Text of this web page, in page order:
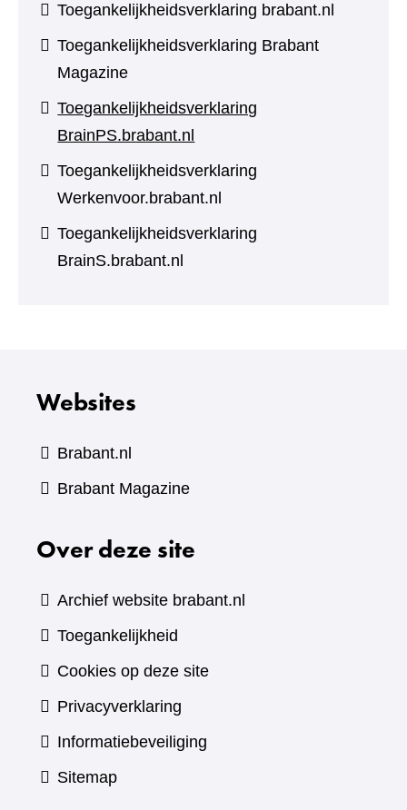
Toegankelijkheidsverklaring brabant.nl
Toegankelijkheidsverklaring Brabant
Magazine
Toegankelijkheidsverklaring
BrainPS.brabant.nl
Toegankelijkheidsverklaring
Werkenvoor.brabant.nl
Toegankelijkheidsverklaring
BrainS.brabant.nl
Websites
Brabant.nl
Brabant Magazine(verwijst
een
website)
Over deze site
Archief website brabant.nl
Toegankelijkheid
Cookies op deze site
Privacyverklaring
Informatiebeveiliging
Sitemap